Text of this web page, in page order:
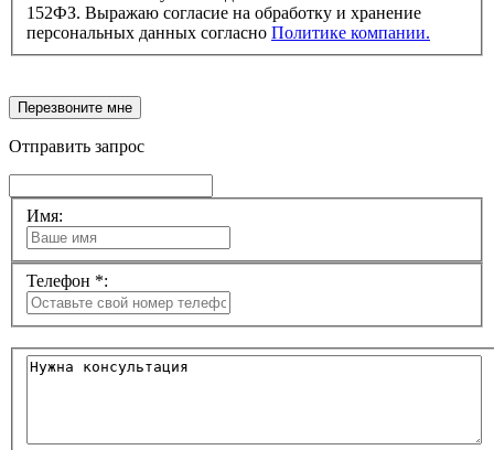
152ФЗ. Выражаю согласие на обработку и хранение
персональных данных согласно Политике компании.
Перезвоните мне
Отправить запрос
Имя:
Телефон *: